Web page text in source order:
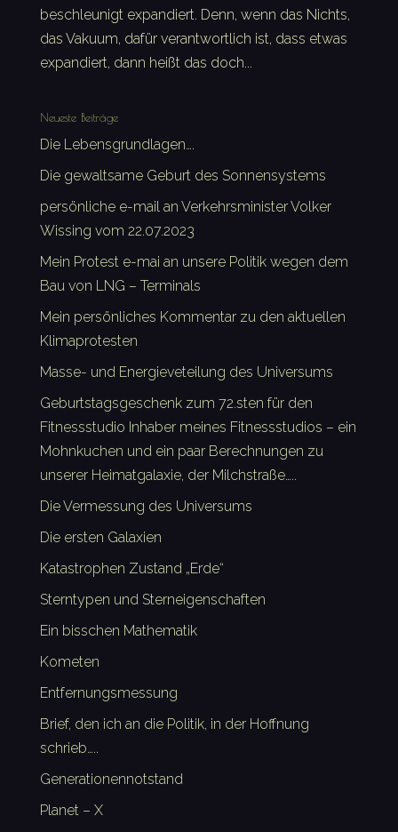
beschleunigt expandiert. Denn, wenn das Nichts,
das Vakuum, dafür verantwortlich ist, dass etwas
expandiert, dann heißt das doch...
Neueste Beiträge
Die Lebensgrundlagen….
Die gewaltsame Geburt des Sonnensystems
persönliche e-mail an Verkehrsminister Volker
Wissing vom 22.07.2023
Mein Protest e-mai an unsere Politik wegen dem
Bau von LNG – Terminals
Mein persönliches Kommentar zu den aktuellen
Klimaprotesten
Masse- und Energieveteilung des Universums
Geburtstagsgeschenk zum 72.sten für den
Fitnessstudio Inhaber meines Fitnessstudios – ein
Mohnkuchen und ein paar Berechnungen zu
unserer Heimatgalaxie, der Milchstraße…..
Die Vermessung des Universums
Die ersten Galaxien
Katastrophen Zustand „Erde“
Sterntypen und Sterneigenschaften
Ein bisschen Mathematik
Kometen
Entfernungsmessung
Brief, den ich an die Politik, in der Hoffnung
schrieb…..
Generationennotstand
Planet – X